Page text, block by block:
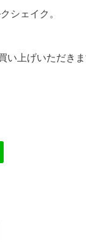
シェイク。
い上げいただきま